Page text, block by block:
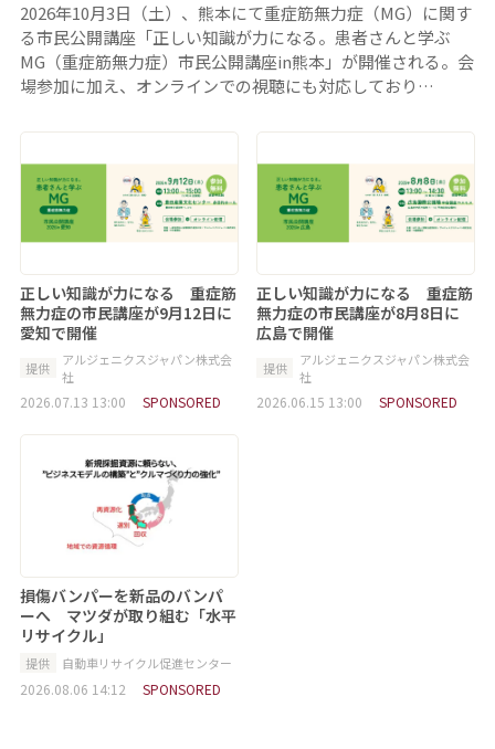
2026年10月3日（土）、熊本にて重症筋無力症（MG）に関す
る市民公開講座「正しい知識が力になる。患者さんと学ぶ
MG（重症筋無力症）市民公開講座in熊本」が開催される。会
場参加に加え、オンラインでの視聴にも対応しており…
正しい知識が力になる 重症筋
無力症の市民講座が9月12日に
愛知で開催
提供
アルジェニクスジャパン株式会
社
2026.07.13 13:00 SPONSORED
正しい知識が力になる 重症筋
無力症の市民講座が8月8日に
広島で開催
提供
アルジェニクスジャパン株式会
社
2026.06.15 13:00 SPONSORED
損傷バンパーを新品のバンパ
ーへ マツダが取り組む「水平
リサイクル」
提供 自動車リサイクル促進センター
2026.08.06 14:12 SPONSORED